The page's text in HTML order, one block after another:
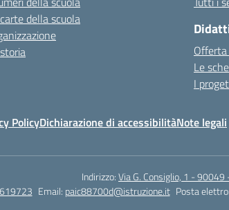
della scuola
Le
I
PolicyDichiarazione di accessibilitàNote legali
Indirizzo:Via G. Consiglio, 1 - 90049
Email: paic88700d@istruzione.it Posta